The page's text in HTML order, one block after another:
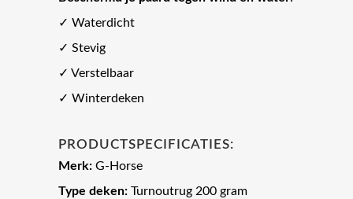
✓ Waterdicht
✓ Stevig
✓ Verstelbaar
✓ Winterdeken
PRODUCTSPECIFICATIES:
Merk: G-Horse
Type deken: Turnoutrug 200 gram